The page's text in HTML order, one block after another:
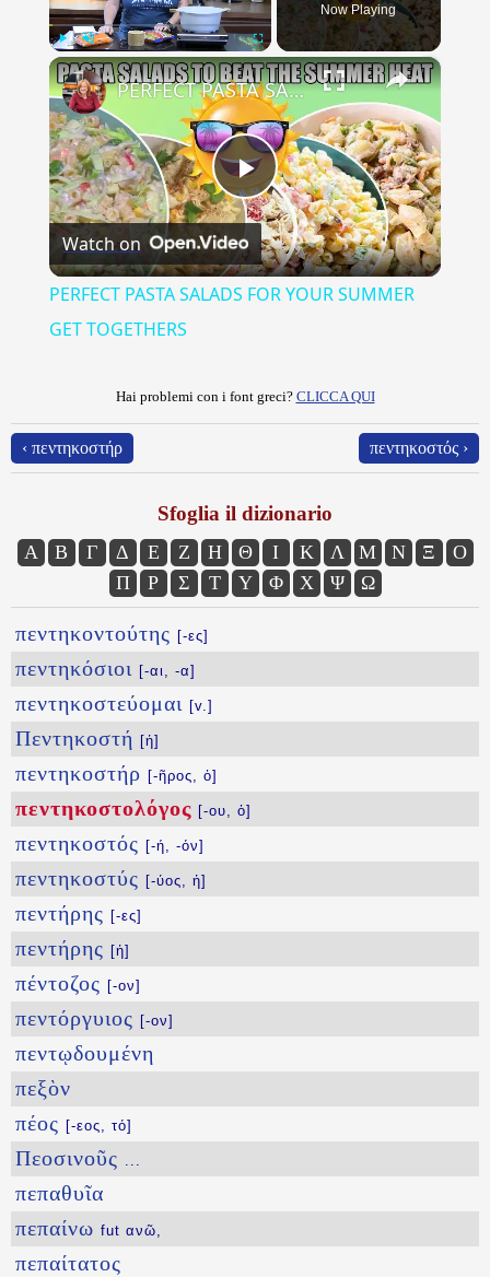
Play Unmute Fullscreen
Now Playing
×
Play
Video
PERFECT PASTA SALADS FOR YOUR SUMMER GET TOGETHERS
Watch on
PERFECT PASTA SALADS FOR YOUR SUMMER
GET TOGETHERS
Hai problemi con i font greci? CLICCA QUI
‹ πεντηκοστήρ πεντηκοστός ›
Sfoglia il dizionario
Α Β Γ Δ Ε Ζ Η Θ Ι Κ Λ Μ Ν Ξ
Ο
Π
Ρ Σ Τ Υ Φ Χ Ψ Ω
πεντηκοντούτης [-ες]
πεντηκόσιοι [-αι, -α]
πεντηκοστεύομαι [v.]
Πεντηκοστή [ἡ]
πεντηκοστήρ [-ῆρος, ὁ]
πεντηκοστολόγος [-ου, ὁ]
πεντηκοστός [-ή, -όν]
πεντηκοστύς [-ύος, ἡ]
πεντήρης [-ες]
πεντήρης [ἡ]
πέντοζος [-ον]
πεντόργυιος [-ον]
πεντῳδουμένη
πεξὸν
πέος [-εος, τό]
Πεοσινοῦς ...
πεπαθυῖα
πεπαίνω fut ανῶ,
πεπαίτατος